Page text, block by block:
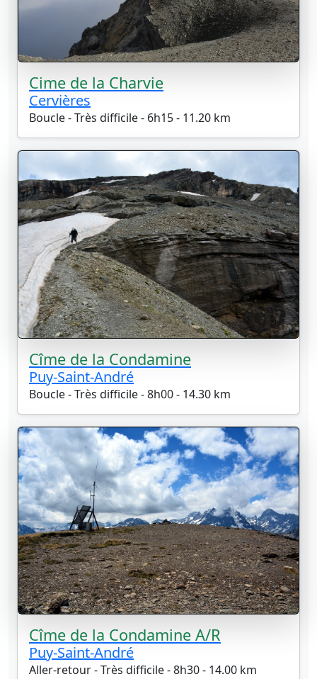
Cime de la Charvie
Cervières
Boucle - Très difficile - 6h15 - 11.20 km
Cîme de la Condamine
Puy-Saint-André
Boucle - Très difficile - 8h00 - 14.30 km
Cîme de la Condamine A/R
Puy-Saint-André
Aller-retour - Très difficile - 8h30 - 14.00 km